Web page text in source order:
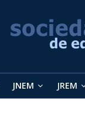
JNEM JREM